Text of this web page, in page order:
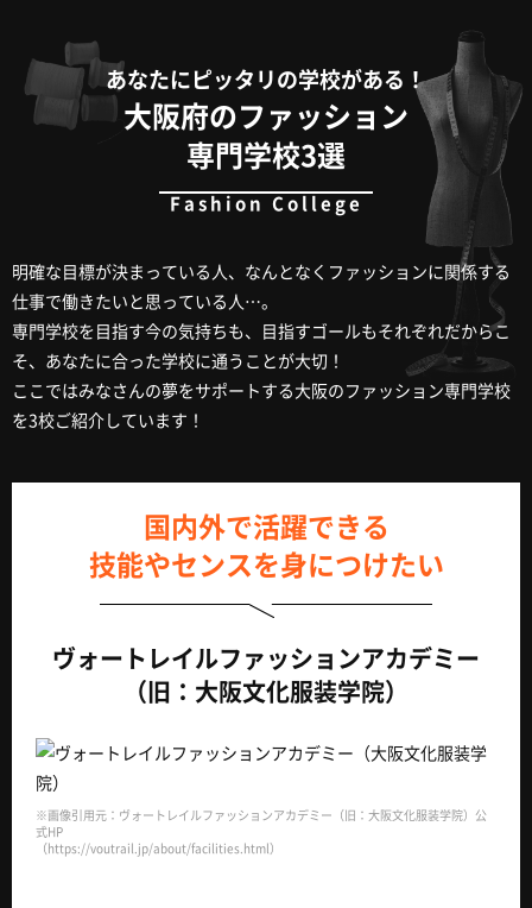
あなたにピッタリの学校がある！
大阪府のファッション
専門学校3選
明確な目標が決まっている人、なんとなくファッションに関係する
仕事で働きたいと思っている人…。
専門学校を目指す今の気持ちも、目指すゴールもそれぞれだからこ
そ、あなたに合った学校に通うことが大切！
ここではみなさんの夢をサポートする大阪のファッション専門学校
を3校ご紹介しています！
国内外で活躍できる
技能やセンスを身につけたい
ヴォートレイルファッションアカデミー
（旧：大阪文化服装学院）
※画像引用元：ヴォートレイルファッションアカデミー（旧：大阪文化服装学院）公
式HP
（https://voutrail.jp/about/facilities.html）